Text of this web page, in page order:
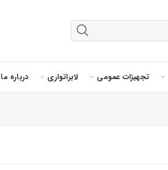
تجهیزات عمومی لابراتواری درباره ما